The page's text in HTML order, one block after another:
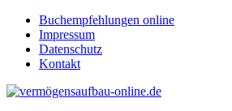
Buchempfehlungen online
Impressum
Datenschutz
Kontakt